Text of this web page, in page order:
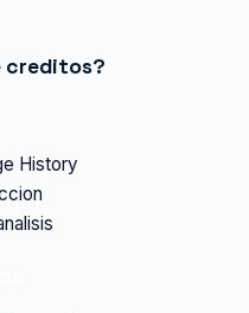
creditos?
History